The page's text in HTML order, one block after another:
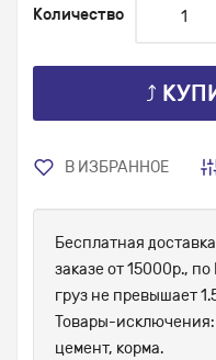
Количество
⤴
В ИЗБРАННОЕ
Бесплатная
заказе от 15000р.,
груз не превышает
Товары-исключения:
цемент, корма.